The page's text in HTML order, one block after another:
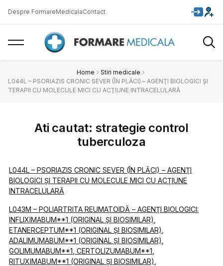
Despre FormareMedicalaContact
Home
Stiri medicale
L044L – PSORIAZIS CRONIC SEVER (ÎN PLĂCI) – AGENŢI BIOLOGICI ŞI
TERAPII CU MOLECULE MICI CU ACŢIUNE INTRACELULARĂ
Ati cautat: strategie control
tuberculoza
L044L – PSORIAZIS CRONIC SEVER (ÎN PLĂCI) – AGENŢI
BIOLOGICI ŞI TERAPII CU MOLECULE MICI CU ACŢIUNE
INTRACELULARĂ
L043M – POLIARTRITA REUMATOIDĂ – AGENŢI BIOLOGICI:
INFLIXIMABUM**1 (ORIGINAL ŞI BIOSIMILAR),
ETANERCEPTUM**1 (ORIGINAL ŞI BIOSIMILAR),
ADALIMUMABUM**1 (ORIGINAL ŞI BIOSIMILAR),
GOLIMUMABUM**1, CERTOLIZUMABUM**1,
RITUXIMABUM**1 (ORIGINAL ŞI BIOSIMILAR),